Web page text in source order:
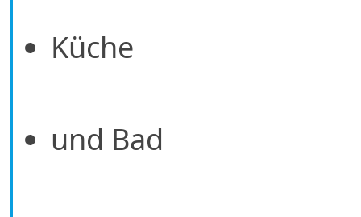
Küche
und Bad